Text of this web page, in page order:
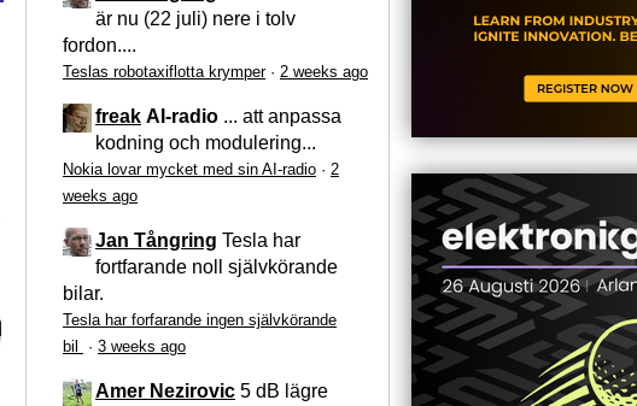
är nu (22 juli) nere i tolv
fordon....
Teslas robotaxiflotta krymper· 2 weeks ago
freak AI-radio ... att anpassa
kodning och modulering...
Nokia lovar mycket med sin AI-radio · 2
weeks ago
Jan Tångring Tesla har
fortfarande noll självkörande
bilar.
Tesla har forfarande ingen självkörande
bil
· 3 weeks ago
Amer Nezirovic 5 dB lägre